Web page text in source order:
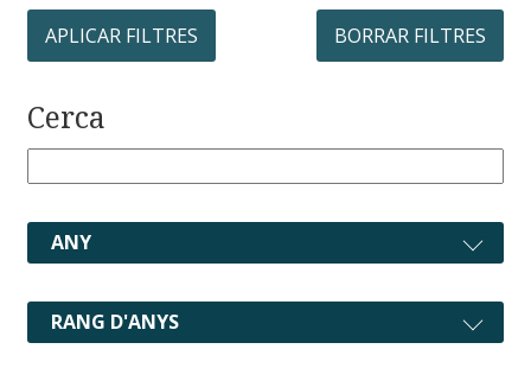
APLICAR FILTRES BORRAR FILTRES
Cerca
ANY
RANG D'ANYS